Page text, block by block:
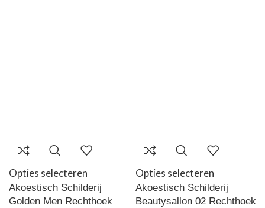
Opties selecteren
Akoestisch Schilderij
Golden Men Rechthoek
Opties selecteren
Akoestisch Schilderij
Beautysallon 02 Rechthoek